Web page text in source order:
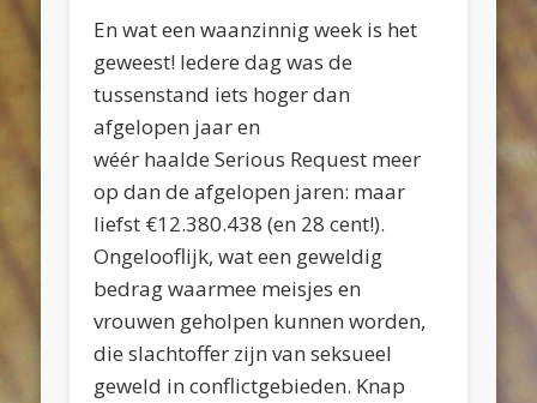
En wat een waanzinnig week is het
geweest! Iedere dag was de
tussenstand iets hoger dan
afgelopen jaar en
wéér haalde Serious Request meer
op dan de afgelopen jaren: maar
liefst €12.380.438 (en 28 cent!).
Ongelooflijk, wat een geweldig
bedrag waarmee meisjes en
vrouwen geholpen kunnen worden,
die slachtoffer zijn van seksueel
geweld in conflictgebieden. Knap